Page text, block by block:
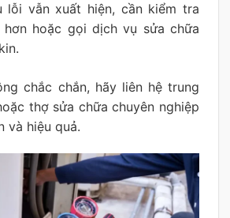
lỗi vẫn xuất hiện, cần kiểm tra
hơn hoặc gọi dịch vụ sửa chữa
chắc chắn, hãy liên hệ trung
thợ sửa chữa chuyên nghiệp
và hiệu quả.